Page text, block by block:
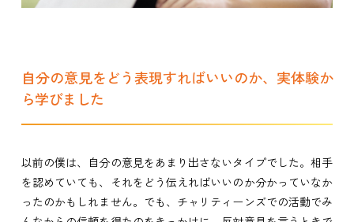
自分の意見をどう表現すればいいのか、実体験か
ら学びました
以前の僕は、自分の意見をあまり出さないタイプでした。相手
を認めていても、それをどう伝えればいいのか分かっていなか
ったのかもしれません。でも、チャリティーンズでの活動でみ